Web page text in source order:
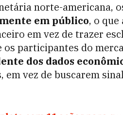
norte-americana,
em público, o que
em vez de trazer
os participantes do
dos dados
vez de buscarem